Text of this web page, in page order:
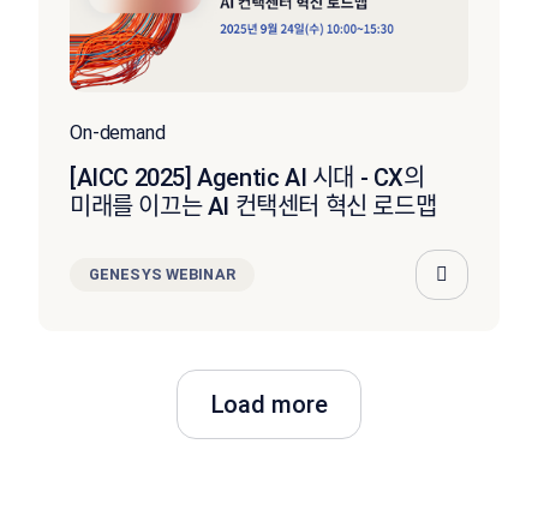
On-demand
[AICC 2025] Agentic AI 시대 - CX의
미래를 이끄는 AI 컨택센터 혁신 로드맵
GENESYS WEBINAR
Load more